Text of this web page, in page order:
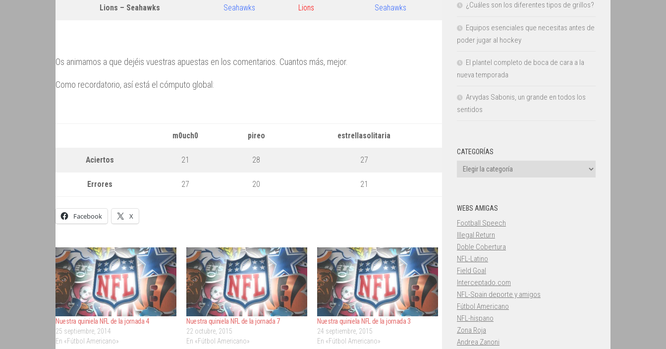
Lions – Seahawks Seahawks Lions Seahawks
Os animamos a que dejéis vuestras apuestas en los comentarios. Cuantos más, mejor.
Como recordatorio, así está el cómputo global:
m0uch0 pireo estrellasolitaria
Aciertos 21 28 27
Errores 27 20 21
Facebook X
Nuestra quiniela NFL de la jornada 4
25 septiembre, 2014
En «Fútbol Americano»
Nuestra quiniela NFL de la jornada 7
22 octubre, 2015
En «Fútbol Americano»
Nuestra quiniela NFL de la jornada 3
24 septiembre, 2015
En «Fútbol Americano»
¿Cuáles son los diferentes tipos de grillos?
Equipos esenciales que necesitas antes de
poder jugar al hockey
El plantel completo de boca de cara a la
nueva temporada
Arvydas Sabonis, un grande en todos los
sentidos
CATEGORÍAS
Categorías
WEBS AMIGAS
Football Speech
Illegal Return
Doble Cobertura
NFL-Latino
Field Goal
Interceptado.com
NFL-Spain deporte y amigos
Fútbol Americano
NFL-hispano
Zona Roja
Andrea Zanoni